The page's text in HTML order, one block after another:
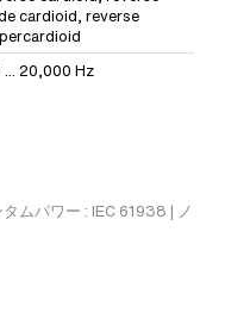
cardioid, reverse
... 20,000 Hz
ムパワー : IEC 61938 | ノ